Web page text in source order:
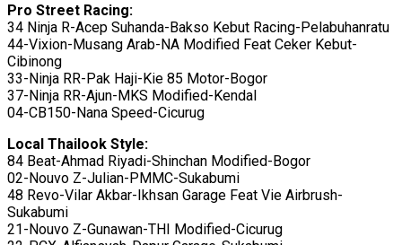
Pro Street Racing:
34 Ninja R-Acep Suhanda-Bakso Kebut Racing-Pelabuhanratu
44-Vixion-Musang Arab-NA Modified Feat Ceker Kebut-
Cibinong
33-Ninja RR-Pak Haji-Kie 85 Motor-Bogor
37-Ninja RR-Ajun-MKS Modified-Kendal
04-CB150-Nana Speed-Cicurug
Local Thailook Style:
84 Beat-Ahmad Riyadi-Shinchan Modified-Bogor
02-Nouvo Z-Julian-PMMC-Sukabumi
48 Revo-Vilar Akbar-Ikhsan Garage Feat Vie Airbrush-
Sukabumi
21-Nouvo Z-Gunawan-THI Modified-Cicurug